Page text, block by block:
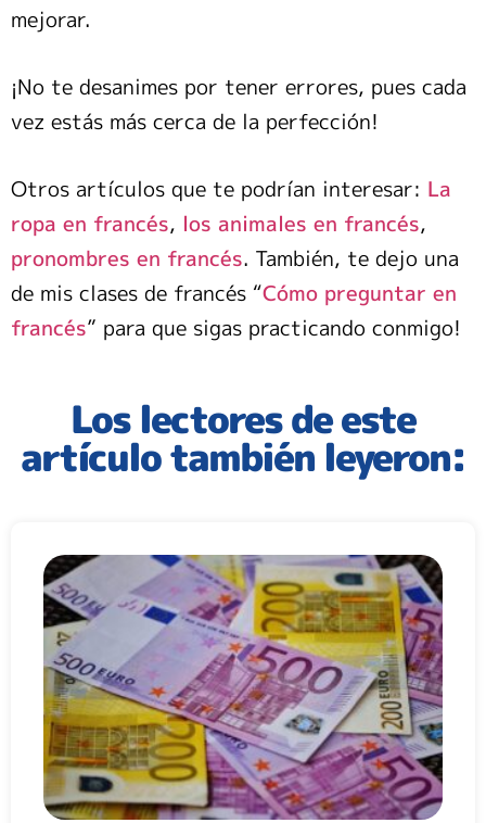
mejorar.
¡No te desanimes por tener errores, pues cada
vez estás más cerca de la perfección!
Otros artículos que te podrían interesar: La
ropa en francés, los animales en francés,
pronombres en francés. También, te dejo una
de mis clases de francés “Cómo preguntar en
francés” para que sigas practicando conmigo!
Los lectores de este
artículo también leyeron: